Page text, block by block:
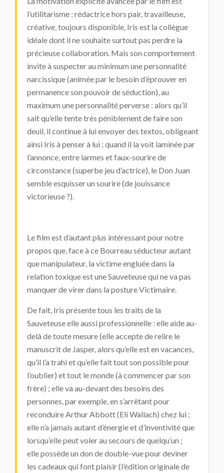
l’utilitarisme : rédactrice hors pair, travailleuse,
créative, toujours disponible, Iris est la collègue
idéale dont il ne souhaite surtout pas perdre la
précieuse collaboration. Mais son comportement
invite à suspecter au minimum une personnalité
narcissique (animée par le besoin d’éprouver en
permanence son pouvoir de séduction), au
maximum une personnalité perverse : alors qu’il
sait qu’elle tente très péniblement de faire son
deuil, il continue à lui envoyer des textos, obligeant
ainsi Iris à penser à lui ; quand il la voit laminée par
l’annonce, entre larmes et faux-sourire de
circonstance (superbe jeu d’actrice), le Don Juan
semble esquisser un sourire (de jouissance
victorieuse ?).
Le film est d’autant plus intéressant pour notre
propos que, face à ce Bourreau séducteur autant
que manipulateur, la victime engluée dans la
relation toxique est une Sauveteuse qui ne va pas
manquer de virer dans la posture Victimaire.
De fait, Iris présente tous les traits de la
Sauveteuse elle aussi professionnelle : elle aide au-
delà de toute mesure (elle accepte de relire le
manuscrit de Jasper, alors qu’elle est en vacances,
qu’il l’a trahi et qu’elle fait tout son possible pour
l’oublier) et tout le monde (à commencer par son
frère) ; elle va au-devant des besoins des
personnes, par exemple, en s’arrêtant pour
reconduire Arthur Abbott (Eli Wallach) chez lui ;
elle n’a jamais autant d’énergie et d’inventivité que
lorsqu’elle peut voler au secours de quelqu’un ;
elle possède un don de double-vue pour deviner
les cadeaux qui font plaisir (l’édition originale de